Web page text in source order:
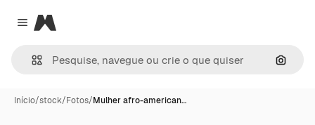
Close menu
Magnific
Início/stock/Fotos/Mulher afro-american…